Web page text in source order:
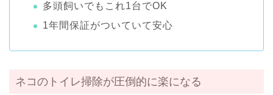
多頭飼いでもこれ1台でOK
1年間保証がついていて安心
ネコのトイレ掃除が圧倒的に楽になる